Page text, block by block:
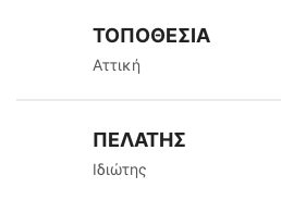
ΤΟΠΟΘΕΣΙΑ
Αττική
ΠΕΛΑΤΗΣ
Ιδιώτης